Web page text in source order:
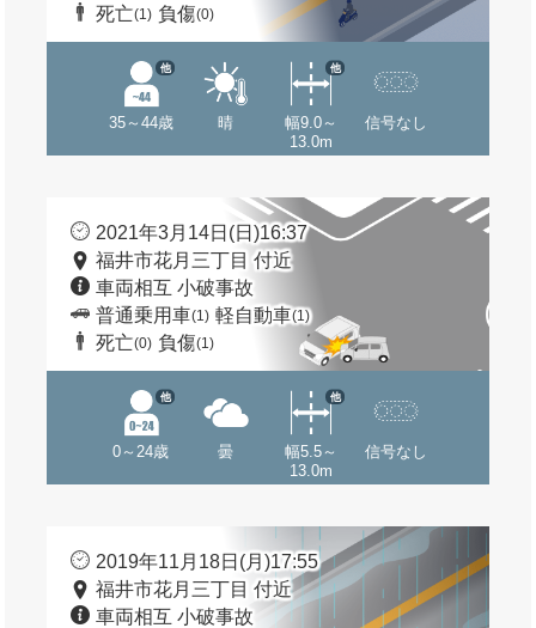
死亡(1) 負傷(0)
35～44歳
他
晴
幅9.0～
13.0m
他
信号なし
2021年3月14日(日)16:37
福井市花月三丁目 付近
車両相互 小破事故
普通乗用車(1) 軽自動車(1)
死亡(0) 負傷(1)
0～24歳
他
曇
幅5.5～
13.0m
他
信号なし
2019年11月18日(月)17:55
福井市花月三丁目 付近
車両相互 小破事故